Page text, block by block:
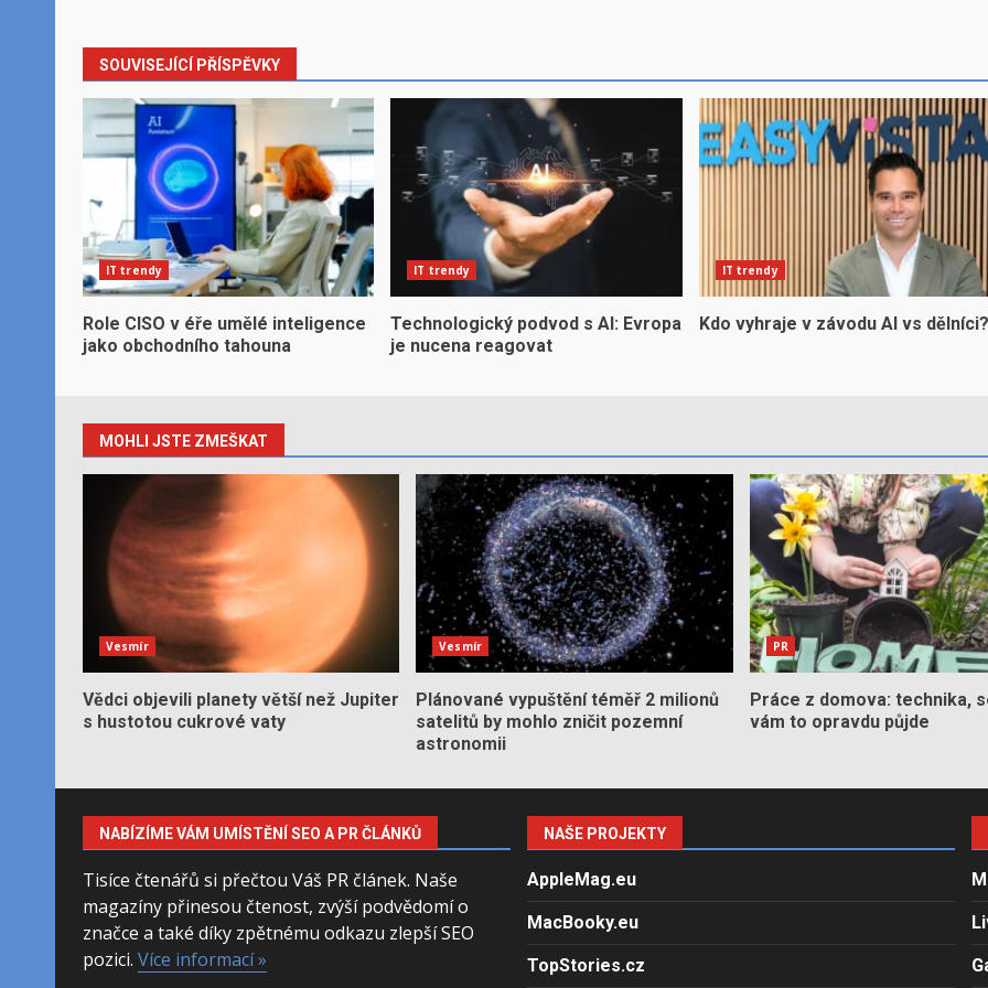
SOUVISEJÍCÍ PŘÍSPĚVKY
IT trendy
Role CISO v éře umělé inteligence
jako obchodního tahouna
IT trendy
Technologický podvod s AI: Evropa
je nucena reagovat
IT trendy
Kdo vyhraje v závodu AI vs dělníci?
MOHLI JSTE ZMEŠKAT
Vesmír
Vědci objevili planety větší než Jupiter
s hustotou cukrové vaty
Vesmír
Plánované vypuštění téměř 2 milionů
satelitů by mohlo zničit pozemní
astronomii
PR
Práce z domova: technika,
vám to opravdu půjde
NABÍZÍME VÁM UMÍSTĚNÍ SEO A PR ČLÁNKŮ
Tisíce čtenářů si přečtou Váš PR článek. Naše
magazíny přinesou čtenost, zvýší podvědomí o
značce a také díky zpětnému odkazu zlepší SEO
pozici. Více informací »
NAŠE PROJEKTY
AppleMag.eu
MacBooky.eu
TopStories.cz